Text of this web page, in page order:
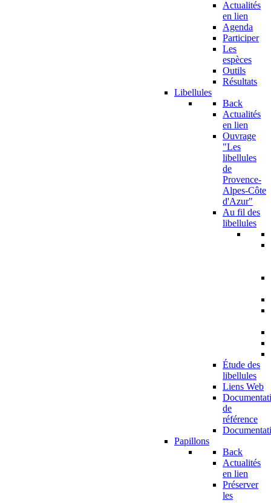
Actualités
en lien
Agenda
Participer
Les
espèces
Outils
Résultats
Libellules
Back
Actualités
en lien
Ouvrage
"Les
libellules
de
Provence-
Alpes-Côte
d'Azur"
Au fil des
libellules
Étude des
libellules
Liens Web
de
référence
Papillons
Back
Actualités
en lien
Préserver
les